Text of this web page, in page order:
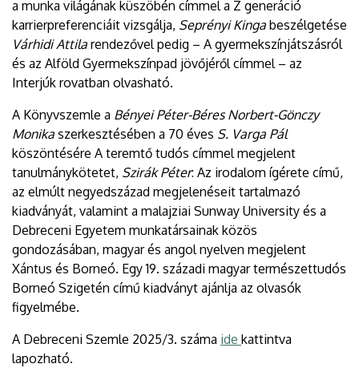
a munka világának küszöbén címmel a Z generáció
karrierpreferenciáit vizsgálja, Seprényi Kinga beszélgetése
Várhidi Attila rendezővel pedig – A gyermekszínjátszásról
és az Alföld Gyermekszínpad jövőjéről címmel – az
Interjúk rovatban olvasható.
A Könyvszemle a Bényei Péter-Béres Norbert-Gönczy
Monika szerkesztésében a 70 éves S. Varga Pál
köszöntésére A teremtő tudós címmel megjelent
tanulmánykötetet, Szirák Péter: Az irodalom ígérete című,
az elmúlt negyedszázad megjelenéseit tartalmazó
kiadványát, valamint a malajziai Sunway University és a
Debreceni Egyetem munkatársainak közös
gondozásában, magyar és angol nyelven megjelent
Xántus és Borneó. Egy 19. századi magyar természettudós
Borneó Szigetén című kiadványt ajánlja az olvasók
figyelmébe.
A Debreceni Szemle 2025/3. száma ide kattintva
lapozható.